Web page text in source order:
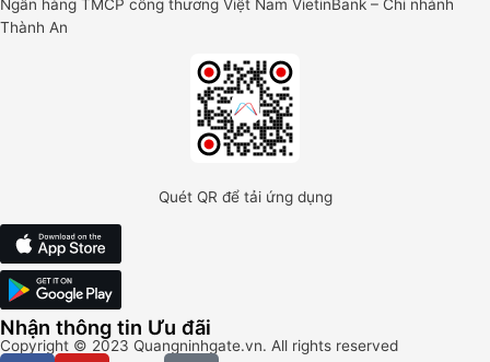
Ngân hàng TMCP công thương Việt Nam VietinBank – Chi nhánh
Thành An
Quét QR để tải ứng dụng
Nhận thông tin Ưu đãi
Copyright © 2023 Quangninhgate.vn. All rights reserved